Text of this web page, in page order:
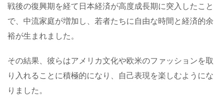
戦後の復興期を経て日本経済が高度成長期に突入したこと
で、中流家庭が増加し、若者たちに自由な時間と経済的余
裕が生まれました。
その結果、彼らはアメリカ文化や欧米のファッションを取
り入れることに積極的になり、自己表現を楽しむようにな
りました。